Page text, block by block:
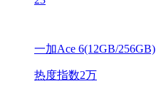
一加Ace 6(12GB/256GB)
热度指数2万